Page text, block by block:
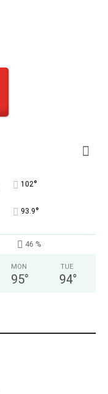
102°
93.9°
46 %
MON
95°
TUE
94°